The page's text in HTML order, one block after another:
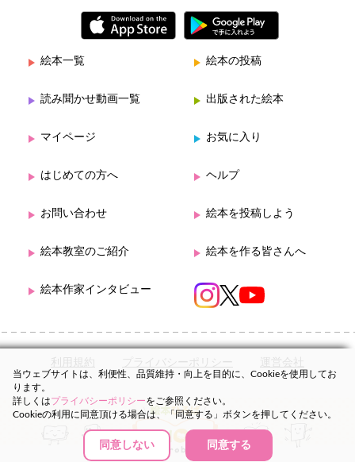
絵本一覧 絵本の投稿
読み聞かせ動画一覧 出版された絵本
マイページ お気に入り
はじめての方へ ヘルプ
お問い合わせ 絵本を投稿しよう
絵本教室のご紹介 絵本を作る皆さんへ
絵本作家インタビュー
利用規約 プライバシーポリシー 運営会社
当ウェブサイトは、利便性、品質維持・向上を目的に、Cookieを使用してお
ります。
詳しくはプライバシーポリシーをご参照ください。
Cookieの利用に同意頂ける場合は、「同意する」ボタンを押してください。
同意しない 同意する